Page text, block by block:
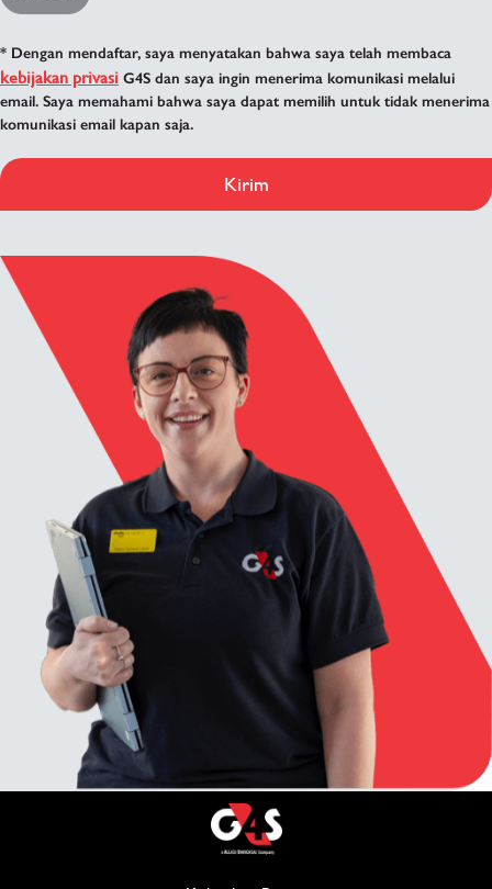
* Dengan mendaftar, saya menyatakan bahwa saya telah membaca
kebijakan privasi G4S dan saya ingin menerima komunikasi melalui
email. Saya memahami bahwa saya dapat memilih untuk tidak menerima
komunikasi email kapan saja.
Kirim